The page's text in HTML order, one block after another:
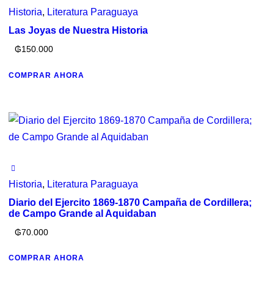
Historia, Literatura Paraguaya
Las Joyas de Nuestra Historia
₲150.000
COMPRAR AHORA
Historia, Literatura Paraguaya
Diario del Ejercito 1869-1870 Campaña de Cordillera;
de Campo Grande al Aquidaban
₲70.000
COMPRAR AHORA